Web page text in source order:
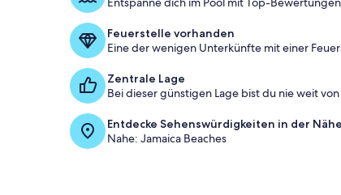
Feuerstelle vorhanden
Eine der wenigen Unterkünfte mit einer
Zentrale Lage
Bei dieser günstigen Lage bist du nie weit
Entdecke Sehenswürdigkeiten in der Nähe
Nahe: Jamaica Beaches